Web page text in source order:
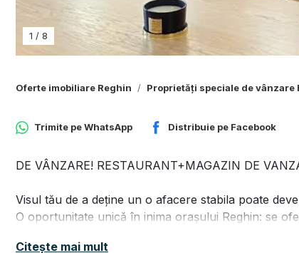
1 / 8
Oferte imobiliare Reghin Proprietăți speciale de vânzare
Trimite peWhatsApp Distribuie pe Facebook
DE VÂNZARE! RESTAURANT+MAGAZIN DE
Visul tău de a deține un o afacere stabila poate
O oportunitate unică în inima orașului Reghin: se
Citește mai mult